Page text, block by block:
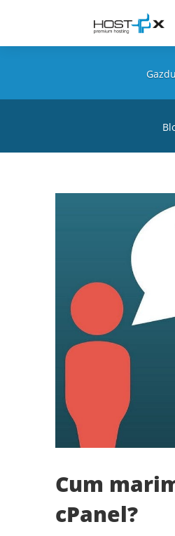
Cum
cPanel?